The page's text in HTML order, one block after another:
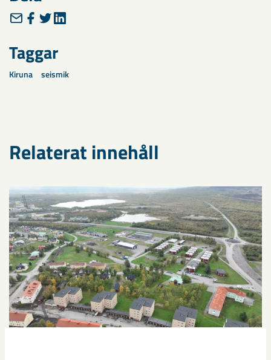
Taggar
Kiruna seismik
Relaterat innehåll